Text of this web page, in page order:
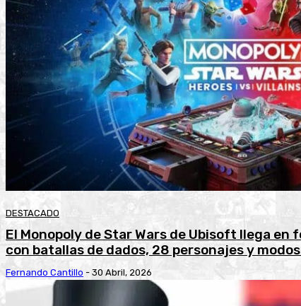
DESTACADO
El Monopoly de Star Wars de Ubisoft llega en
con batallas de dados, 28 personajes y
Fernando Cantillo - 30 Abril, 2026